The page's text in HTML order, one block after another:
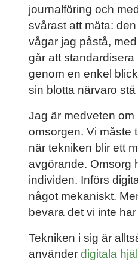
journalföring och
svårast att mäta:
vågar jag påstå,
går att
genom en enkel
sin blotta närvaro
Jag är medveten
omsorgen. Vi måste
när tekniken blir ett
avgörande. Omsorg
individen. Införs
något mekaniskt.
bevara det vi inte
Tekniken i sig är
använder digitala